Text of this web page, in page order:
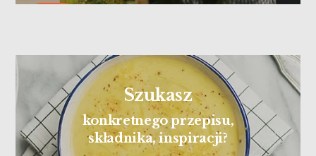
Szukasz
konkretnego przepisu,
składnika, inspiracji?